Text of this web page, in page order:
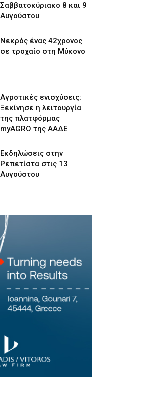
Σαββατοκύριακο 8 και 9
Αυγούστου
Νεκρός ένας 42χρονος
σε τροχαίο στη Μύκονο
Αγροτικές ενισχύσεις:
Ξεκίνησε η λειτουργία
της πλατφόρμας
myAGRO της ΑΑΔΕ
Εκδηλώσεις στην
Ρεπετίστα στις 13
Αυγούστου